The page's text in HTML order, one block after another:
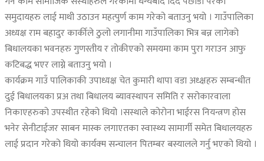
समुदायहरु लाई माथी उठाउन महत्पुर्ण काम गरेको बताउनु भयो । गाउँपालिका
अध्यक्ष राम बहादुर कार्कीले ठुलो लगानीमा गाउँपालिका भित्र बन्न लागेको
बिधालयका भवनहरु गुणस्तीय र तोकीएको समयमा काम पुरा गराउन आफु
कटिबद्ध भएर लाग्ने बताउनु भयो ।
कार्यक्रम गाउँ पालिकाकी उपाध्यक्ष चेत कुमारी थापा वडा अध्क्षहरु सम्बन्धीत
दुई बिधालयका प्रअ तथा बिधालय ब्यावस्थापन समिति र सरोकारवाला
निकाएहरुको उपस्थीत रहेको थियो ।सस्थाले कोरोना भाईरस नियन्त्रण होस
भनेर सेनीटाईजर साबन मास्क लगाएतका स्वास्थ्य सामार्गी समेत बिधालयहरु
लाई प्रदान गरेको थियो कार्यक्म सन्चालन पितम्बर बस्यालले गर्नु भएको थियो ।